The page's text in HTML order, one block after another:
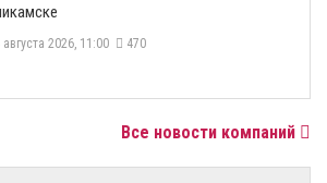
августа 2026, 11:00 470
Все новости компаний